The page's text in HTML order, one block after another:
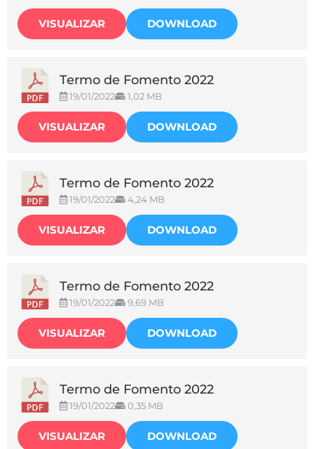
VISUALIZAR DOWNLOAD
Termo de Fomento 2022
19/01/2022 1,02 MB
VISUALIZAR DOWNLOAD
Termo de Fomento 2022
19/01/2022 4,24 MB
VISUALIZAR DOWNLOAD
Termo de Fomento 2022
19/01/2022 9,69 MB
VISUALIZAR DOWNLOAD
Termo de Fomento 2022
19/01/2022 0,35 MB
VISUALIZAR DOWNLOAD